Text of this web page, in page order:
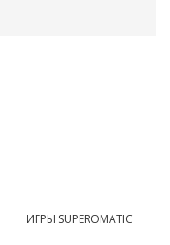
ИГРЫ SUPEROMATIC